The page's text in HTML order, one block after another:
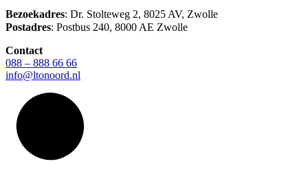
Bezoekadres: Dr. Stolteweg 2, 8025 AV, Zwolle
Postadres: Postbus 240, 8000 AE Zwolle
Contact
088 – 888 66 66
info@ltonoord.nl